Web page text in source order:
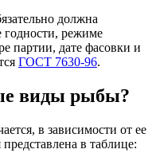
должна
годности, режиме
партии, дате фасовки и
ГОСТ 7630-96.
виды рыбы?
в зависимости от ее
в таблице: